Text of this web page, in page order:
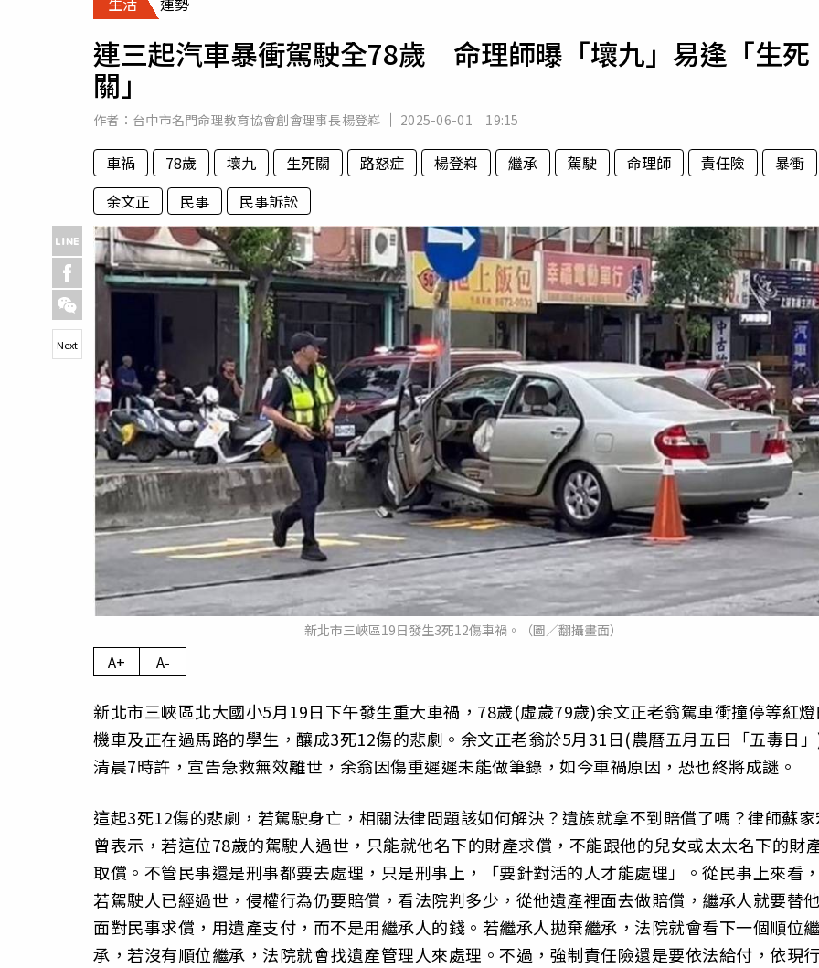
專欄
運勢
連三起汽車暴衝駕駛全78歲 命理師曝「壞九」易逢「生死
關」
作者： 台中市名門命理教育協會創會理事長楊登嵙 2025-06-01 19:15
車禍 78歲 壞九 生死關 路怒症 楊登嵙 繼承 駕駛 命理師 責任險
暴衝
余文正
民事 民事訴訟
新北市三峽區19日發生3死12傷車禍。（圖／翻攝畫面）
Next
A+ A-
新北市三峽區北大國小5月19日下午發生重大車禍，78歲(虛歲79歲)余文正老翁駕車衝撞停等紅
機車及正在過馬路的學生，釀成3死12傷的悲劇。余文正老翁於5月31日(農曆五月五日「五毒日
清晨7時許，宣告急救無效離世，余翁因傷重遲遲未能做筆錄，如今車禍原因，恐也終將成謎。
這起3死12傷的悲劇，若駕駛身亡，相關法律問題該如何解決？遺族就拿不到賠償了嗎？律師蘇家
曾表示，若這位78歲的駕駛人過世，只能就他名下的財產求償，不能跟他的兒女或太太名下的財
取償。不管民事還是刑事都要去處理，只是刑事上，「要針對活的人才能處理」。從民事上來看，
若駕駛人已經過世，侵權行為仍要賠償，看法院判多少，從他遺產裡面去做賠償，繼承人就要替他
面對民事求償，用遺產支付，而不是用繼承人的錢。若繼承人拋棄繼承，法院就會看下一個順位繼
承，若沒有順位繼承，法院就會找遺產管理人來處理。不過，強制責任險還是要依法給付，依現行